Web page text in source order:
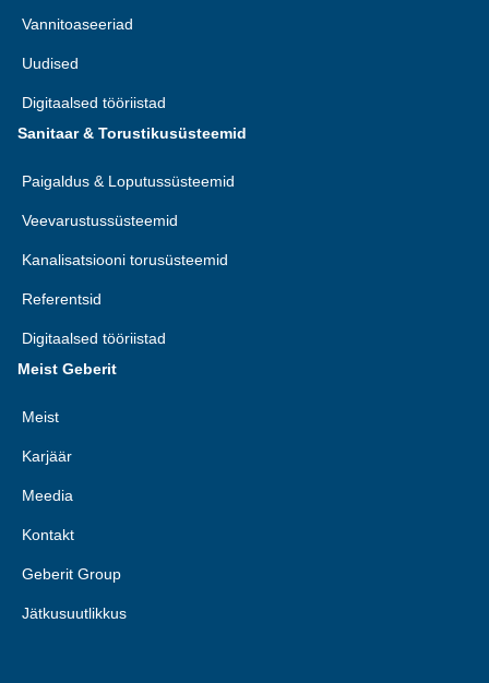
Vannitoaseeriad
Uudised
Digitaalsed tööriistad
Sanitaar & Torustikusüsteemid
Paigaldus & Loputussüsteemid
Veevarustussüsteemid
Kanalisatsiooni torusüsteemid
Referentsid
Digitaalsed tööriistad
Meist Geberit
Meist
Karjäär
Meedia
Kontakt
Geberit Group
Jätkusuutlikkus